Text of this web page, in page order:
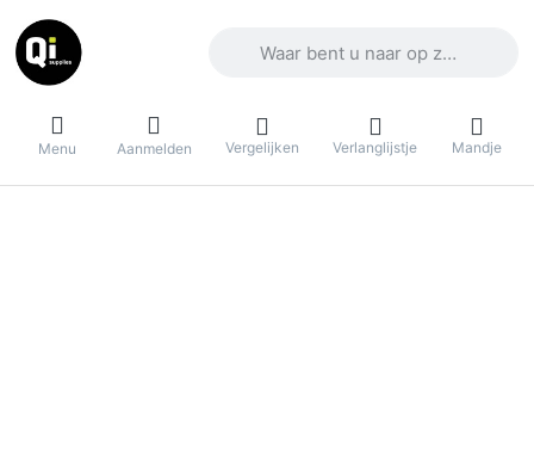
Menu Aanmelden Vergelijken Verlanglijstje Mandje